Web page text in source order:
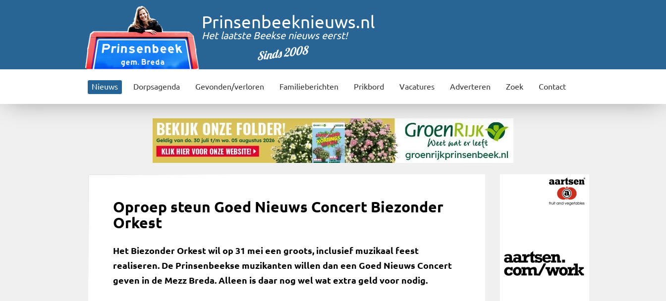
Prinsenbeeknieuws.nl
Het laatste Beekse nieuws eerst!
Sinds 2008
Nieuws Dorpsagenda Gevonden/verloren Familieberichten Prikbord Vacatures Adverteren Zoek Contact
Oproep steun Goed Nieuws Concert Biezonder
Orkest
Het Biezonder Orkest wil op 31 mei een groots, inclusief muzikaal feest
realiseren. De Prinsenbeekse muzikanten willen dan een Goed Nieuws Concert
geven in de Mezz Breda. Alleen is daar nog wel wat extra geld voor nodig.